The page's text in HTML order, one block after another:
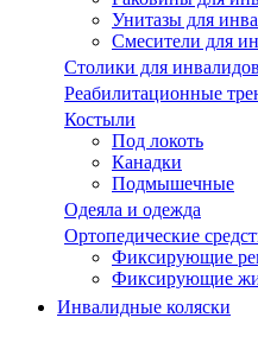
Унитазы для
Смесители для
Столики для инвалидов
Реабилитационные
Костыли
Под локоть
Канадки
Подмышечные
Одеяла и одежда
Ортопедические
Фиксирующие
Фиксирующие
Инвалидные коляски